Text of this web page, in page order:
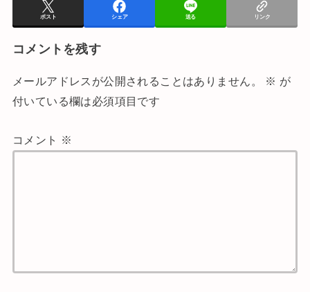
ポスト シェア 送る リンク
コメントを残す
メールアドレスが公開されることはありません。 ※ が
付いている欄は必須項目です
コメント ※